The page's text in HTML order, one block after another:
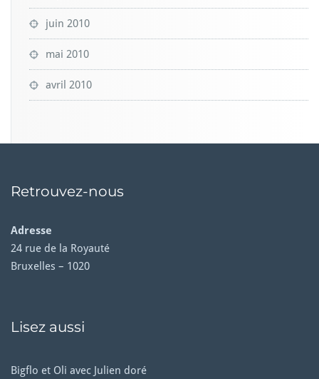
juin 2010
mai 2010
avril 2010
Retrouvez-nous
Adresse
24 rue de la Royauté
Bruxelles – 1020
Lisez aussi
Bigflo et Oli avec Julien doré